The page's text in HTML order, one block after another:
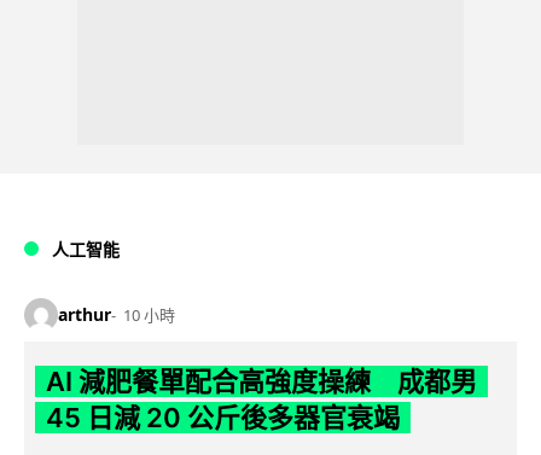
人工智能
arthur 10 小時
AI 減肥餐單配合高強度操練 成都男
45 日減 20 公斤後多器官衰竭